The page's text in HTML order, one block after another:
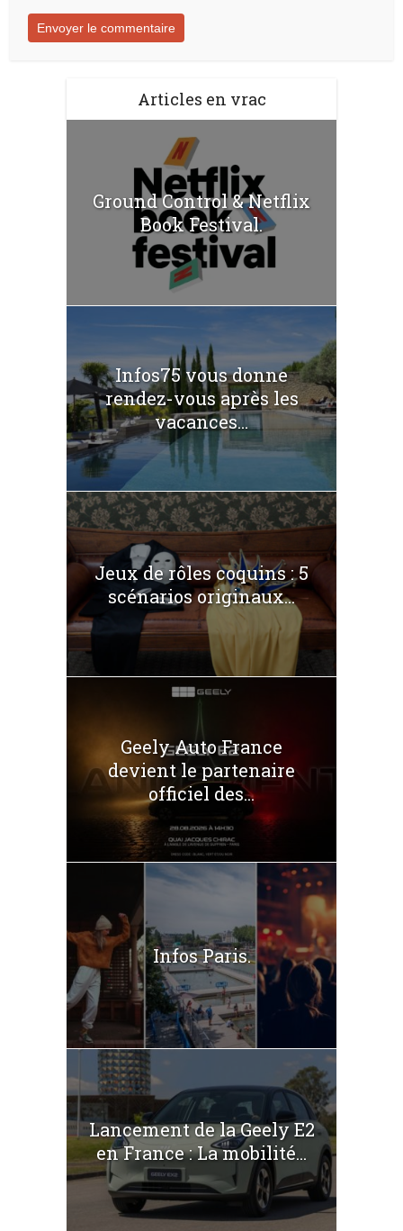
Articles en vrac
Ground Control & Netflix
Book Festival.
Infos75 vous donne
rendez-vous après les
vacances...
Jeux de rôles coquins : 5
scénarios originaux...
Geely Auto France
devient le partenaire
officiel des...
Infos Paris.
Lancement de la Geely E2
en France : La mobilité...